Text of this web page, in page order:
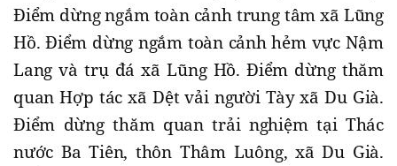
Điểm dừng ngắm toàn cảnh trung tâm xã Lũng
Hồ. Điểm dừng ngắm toàn cảnh hẻm vực Nậm
Lang và trụ đá xã Lũng Hồ. Điểm dừng thăm
quan Hợp tác xã Dệt vải người Tày xã Du Già.
Điểm dừng thăm quan trải nghiệm tại Thác
nước Ba Tiên, thôn Thâm Luông, xã Du Già.